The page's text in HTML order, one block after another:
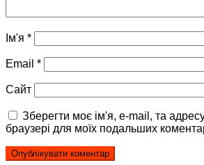
Ім'я *
Email *
Сайт
Зберегти моє ім'я, e-mail, та
браузері для моїх подальших